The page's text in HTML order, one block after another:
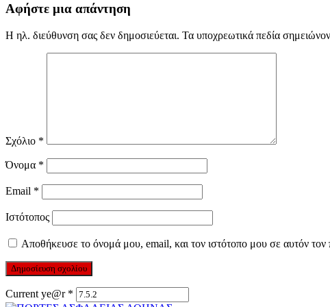
Αφήστε μια απάντηση
Η ηλ. διεύθυνση σας δεν δημοσιεύεται. Τα υποχρεωτικά πεδία
Σχόλιο *
Όνομα *
Email *
Ιστότοπος
Αποθήκευσε το όνομά μου, email, και τον ιστότοπο μου σε αυτόν
Current ye@r *